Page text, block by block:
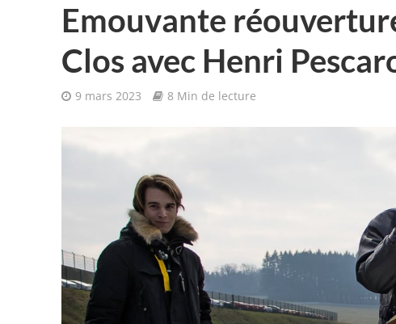
Emouvante
Clos avec Henri
9 mars 2023 8 Min de lecture